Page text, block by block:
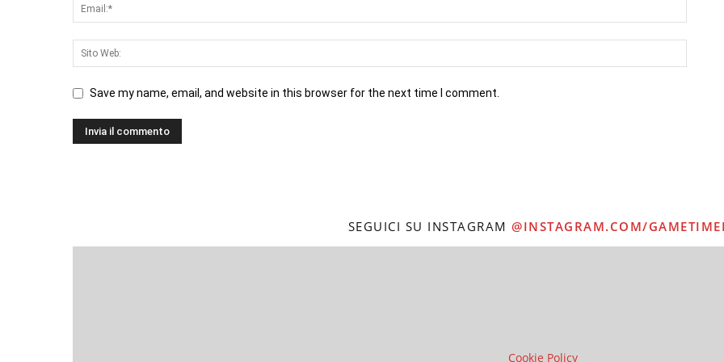
Save my name, email, and website in this browser for the next time I comment.
SEGUICI SU INSTAGRAM @INSTAGRAM.COM/
Cookie Policy